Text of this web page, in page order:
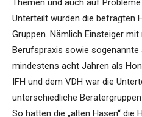
Themen und auch auf
Unterteilt wurden die befragten
Gruppen. Nämlich Einsteiger
Berufspraxis sowie sogenannte
mindestens acht Jahren als
IFH und dem VDH war die
unterschiedliche
So hätten die „alten Hasen“ die